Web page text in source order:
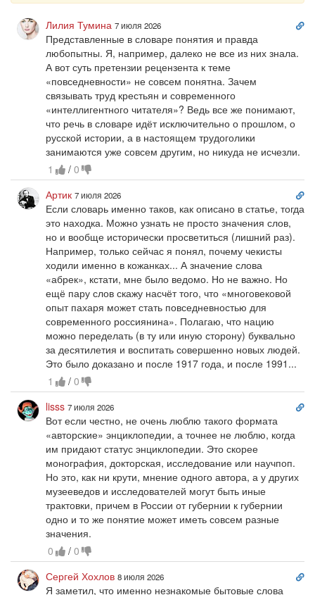
Лилия Тумина 7 июля 2026
Представленные в словаре понятия и правда
любопытны. Я, например, далеко не все из них знала.
А вот суть претензии рецензента к теме
«повседневности» не совсем понятна. Зачем
связывать труд крестьян и современного
«интеллигентного читателя»? Ведь все же понимают,
что речь в словаре идёт исключительно о прошлом, о
русской истории, а в настоящем трудоголики
занимаются уже совсем другим, но никуда не исчезли.
1
/ 0
Артик 7 июля 2026
Если словарь именно таков, как описано в статье, тогда
это находка. Можно узнать не просто значения слов,
но и вообще исторически просветиться (лишний раз).
Например, только сейчас я понял, почему чекисты
ходили именно в кожанках... А значение слова
«абрек», кстати, мне было ведомо. Но не важно. Но
ещё пару слов скажу насчёт того, что «многовековой
опыт пахаря может стать повседневностью для
современного россиянина». Полагаю, что нацию
можно переделать (в ту или иную сторону) буквально
за десятилетия и воспитать совершенно новых людей.
Это было доказано и после 1917 года, и после 1991...
1
/ 0
lisss 7 июля 2026
Вот если честно, не очень люблю такого формата
«авторские» энциклопедии, а точнее не люблю, когда
им придают статус энциклопедии. Это скорее
монография, докторская, исследование или научпоп.
Но это, как ни крути, мнение одного автора, а у других
музееведов и исследователей могут быть иные
трактовки, причем в России от губернии к губернии
одно и то же понятие может иметь совсем разные
значения.
0
/ 0
Сергей Хохлов 8 июля 2026
Я заметил, что именно незнакомые бытовые слова